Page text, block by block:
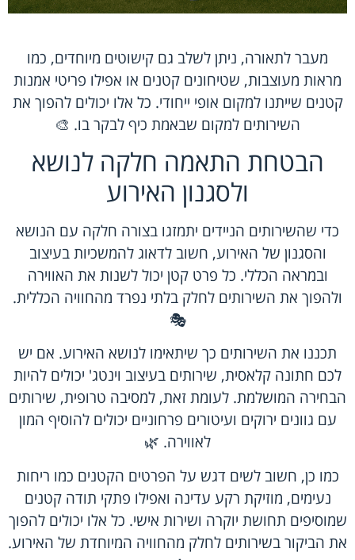
מעבר לתאורה, ניתן לשלב גם קישוטים מיוחדים, כמו
מראות מעוצבות, שטיחונים קטנים או אפילו פריטי אמנות
קטנים שייתנו למקום אופי ייחודי. כל אלו יכולים להפוך את
השירותים למקום שבאמת כיף לבקר בו. 🎨
הבטחת התאמה חלקה לנושא
ולסגנון האירוע
כדי שהשירותים הניידים יתמזגו בצורה חלקה עם הנושא
והסגנון של האירוע, חשוב לדאוג להמשכיות בעיצוב
ובמראה הכללי. כל פרט קטן יכול לשנות את האווירה
ולהפוך את השירותים לחלק בלתי נפרד מהחוויה הכללית.
🎭
תכננו את השירותים כך שיתאימו לנושא האירוע. אם יש
לכם חתונה קלאסית, שירותים בעיצוב וינטג' יכולים להיות
הבחירה המושלמת. לעומת זאת, למסיבה טרופית, שירותים
עם גוונים ירוקים ועיטורים פרחוניים יכולים להוסיף המון
לאווירה. 🌿
כמו כן, חשוב לשים דגש על הפרטים הקטנים כמו ריחות
נעימים, מוזיקת רקע עדינה ואפילו פתקי תודה קטנים
שמוסיפים תחושת יוקרה ושירות אישי. כל אלו יכולים להפוך
את הביקור בשירותים לחלק מהחוויה המיוחדת של האירוע.